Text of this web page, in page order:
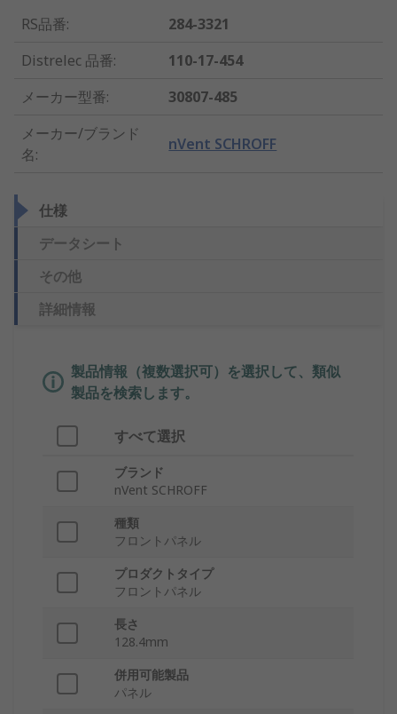
RS品番:
284-3321
Distrelec 品番:
110-17-454
メーカー型番:
30807-485
メーカー/ブランド
名:
nVent SCHROFF
仕様
データシート
その他
詳細情報
製品情報（複数選択可）を選択して、類似
製品を検索します。
すべて選択
ブランド
nVent SCHROFF
種類
フロントパネル
プロダクトタイプ
フロントパネル
長さ
128.4mm
併用可能製品
パネル